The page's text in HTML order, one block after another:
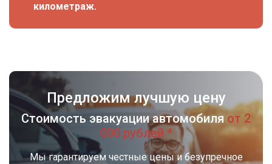
километраж.
Предложим лучшую цену
Стоимость эвакуации автомобиля от 2
000 рублей *
Мы гарантируем честные цены и безупречное